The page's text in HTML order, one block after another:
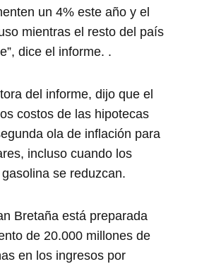
un 4% este año y el
mientras el resto del país
dice el informe. .
del informe, dijo que el
costos de las hipotecas
ola de inflación para
incluso cuando los
se reduzcan.
Bretaña está preparada
de 20.000 millones de
en los ingresos por